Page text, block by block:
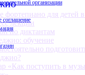
организации
соглашение
фортепиано для детей
лекции
по диктантам
обучение
«Как поступить в